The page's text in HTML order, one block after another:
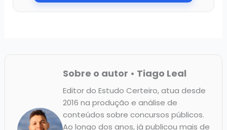
Sobre o autor • Tiago Leal
Editor do Estudo Certeiro, atua desde
2016 na produção e análise de
conteúdos sobre concursos públicos.
Ao longo dos anos, já publicou mais de